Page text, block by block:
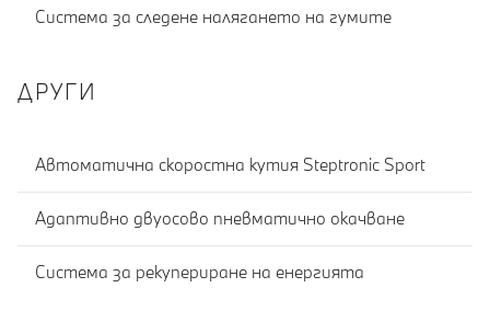
Система за следене налягането на гумите
ДРУГИ
Автоматична скоростна кутия Steptronic Sport
Адаптивно двуосово пневматично окачване
Система за рекупериране на енергията